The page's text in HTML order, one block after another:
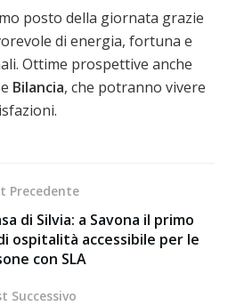
posto della giornata grazie
di energia, fortuna e
Ottime prospettive anche
e Bilancia, che potranno vivere
Precedente
di Silvia: a Savona il primo
ospitalità accessibile per le
con SLA
Successivo